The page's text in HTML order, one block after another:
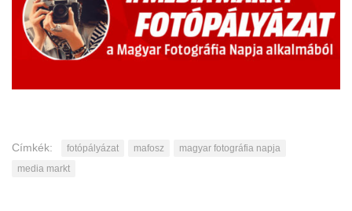
Címkék: fotópályázat mafosz
magyar fotográfia napja
media markt